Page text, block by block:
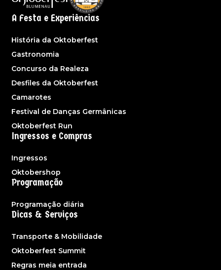
A Festa e Experiências
História da Oktoberfest
Gastronomia
Concurso da Realeza
Desfiles da Oktoberfest
Camarotes
Festival de Danças Germânicas
Oktoberfest Run
Ingressos e Compras
Ingressos
Oktobershop
Programação
Programação diária
Dicas & Serviços
Transporte & Mobilidade
Oktoberfest Summit
Regras meia entrada